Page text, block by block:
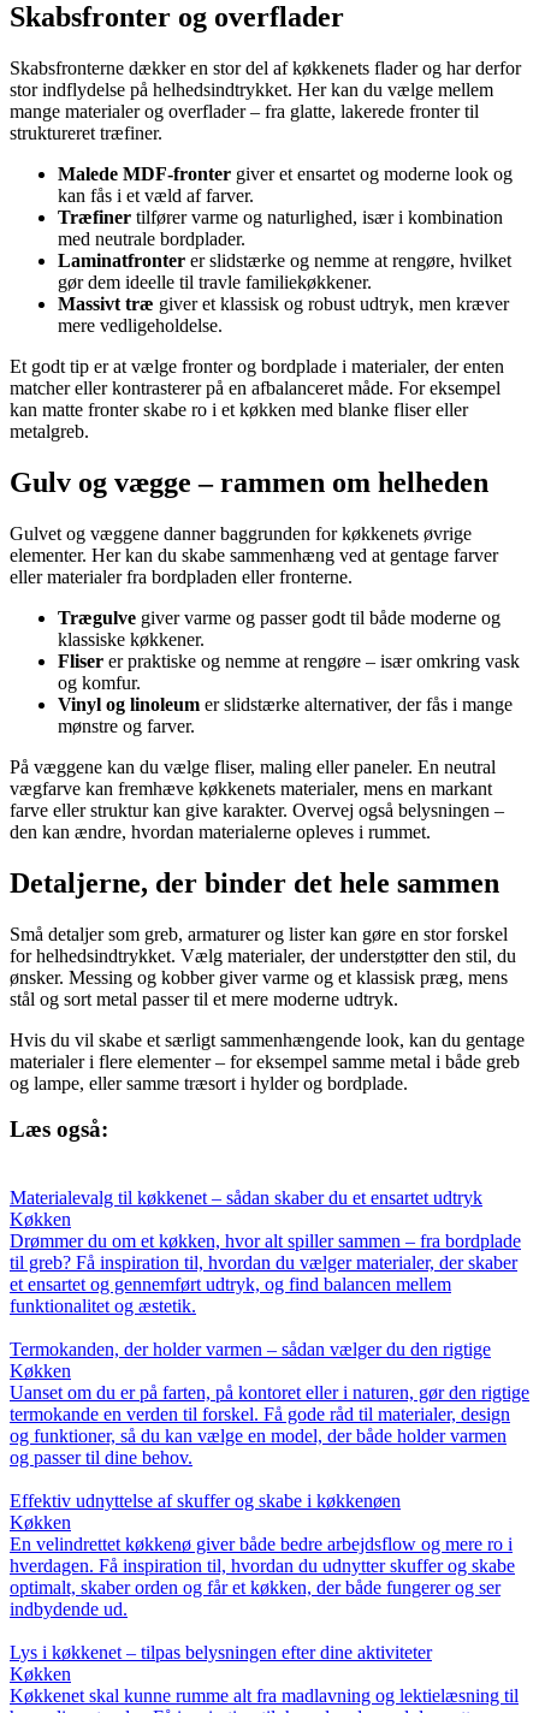
Skabsfronter og overflader
Skabsfronterne dækker en stor del af køkkenets flader og har derfor
stor indflydelse på helhedsindtrykket. Her kan du vælge mellem
mange materialer og overflader – fra glatte, lakerede fronter til
struktureret træfiner.
Malede MDF-fronter giver et ensartet og moderne look og
kan fås i et væld af farver.
Træfiner tilfører varme og naturlighed, især i kombination
med neutrale bordplader.
Laminatfronter er slidstærke og nemme at rengøre, hvilket
gør dem ideelle til travle familiekøkkener.
Massivt træ giver et klassisk og robust udtryk, men kræver
mere vedligeholdelse.
Et godt tip er at vælge fronter og bordplade i materialer, der enten
matcher eller kontrasterer på en afbalanceret måde. For eksempel
kan matte fronter skabe ro i et køkken med blanke fliser eller
metalgreb.
Gulv og vægge – rammen om helheden
Gulvet og væggene danner baggrunden for køkkenets øvrige
elementer. Her kan du skabe sammenhæng ved at gentage farver
eller materialer fra bordpladen eller fronterne.
Trægulve giver varme og passer godt til både moderne og
klassiske køkkener.
Fliser er praktiske og nemme at rengøre – især omkring vask
og komfur.
Vinyl og linoleum er slidstærke alternativer, der fås i mange
mønstre og farver.
På væggene kan du vælge fliser, maling eller paneler. En neutral
vægfarve kan fremhæve køkkenets materialer, mens en markant
farve eller struktur kan give karakter. Overvej også belysningen –
den kan ændre, hvordan materialerne opleves i rummet.
Detaljerne, der binder det hele sammen
Små detaljer som greb, armaturer og lister kan gøre en stor forskel
for helhedsindtrykket. Vælg materialer, der understøtter den stil, du
ønsker. Messing og kobber giver varme og et klassisk præg, mens
stål og sort metal passer til et mere moderne udtryk.
Hvis du vil skabe et særligt sammenhængende look, kan du gentage
materialer i flere elementer – for eksempel samme metal i både greb
og lampe, eller samme træsort i hylder og bordplade.
Læs også:
Materialevalg til køkkenet – sådan skaber du et ensartet udtryk
Køkken
Drømmer du om et køkken, hvor alt spiller sammen – fra bordplade
til greb? Få inspiration til, hvordan du vælger materialer, der skaber
et ensartet og gennemført udtryk, og find balancen mellem
funktionalitet og æstetik.
Termokanden, der holder varmen – sådan vælger du den rigtige
Køkken
Uanset om du er på farten, på kontoret eller i naturen, gør den rigtige
termokande en verden til forskel. Få gode råd til materialer, design
og funktioner, så du kan vælge en model, der både holder varmen
og passer til dine behov.
Effektiv udnyttelse af skuffer og skabe i køkkenøen
Køkken
En velindrettet køkkenø giver både bedre arbejdsflow og mere ro i
hverdagen. Få inspiration til, hvordan du udnytter skuffer og skabe
optimalt, skaber orden og får et køkken, der både fungerer og ser
indbydende ud.
Lys i køkkenet – tilpas belysningen efter dine aktiviteter
Køkken
Køkkenet skal kunne rumme alt fra madlavning og lektielæsning til